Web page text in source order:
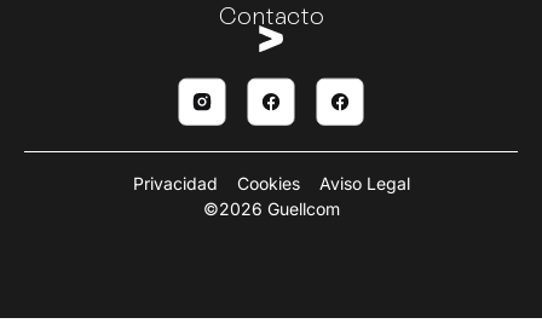
Contacto
©2026 Guellcom
Privacidad Cookies Aviso Legal